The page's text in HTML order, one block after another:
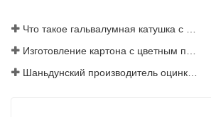
Шаньдунский производитель оцинкованного листа с цветным покрытием предоставит вам объяснение своего программного обеспечения.